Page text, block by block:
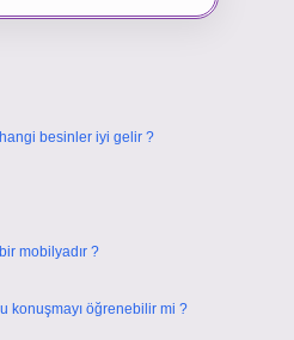
besinler iyi gelir ?
mobilyadır ?
konuşmayı öğrenebilir mi ?